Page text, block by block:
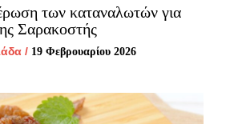
των καταναλωτών για
Σαρακοστής
/ 19 Φεβρουαρίου 2026